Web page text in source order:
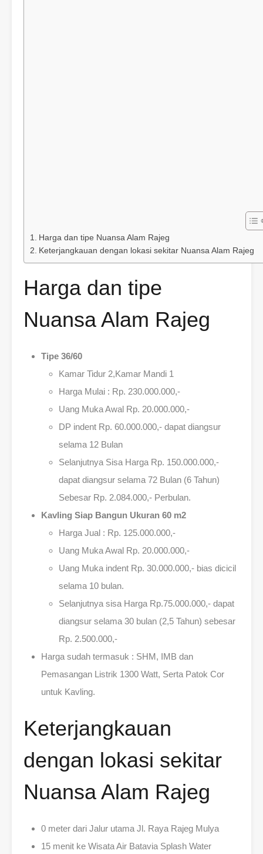
Harga dan tipe Nuansa Alam Rajeg
Keterjangkauan dengan lokasi sekitar Nuansa Alam Rajeg
Harga dan tipe
Nuansa Alam Rajeg
Tipe 36/60
Kamar Tidur 2,Kamar Mandi 1
Harga Mulai : Rp. 230.000.000,-
Uang Muka Awal Rp. 20.000.000,-
DP indent Rp. 60.000.000,- dapat diangsur
selama 12 Bulan
Selanjutnya Sisa Harga Rp. 150.000.000,-
dapat diangsur selama 72 Bulan (6 Tahun)
Sebesar Rp. 2.084.000,- Perbulan.
Kavling Siap Bangun Ukuran 60 m2
Harga Jual : Rp. 125.000.000,-
Uang Muka Awal Rp. 20.000.000,-
Uang Muka indent Rp. 30.000.000,- bias dicicil
selama 10 bulan.
Selanjutnya sisa Harga Rp.75.000.000,- dapat
diangsur selama 30 bulan (2,5 Tahun) sebesar
Rp. 2.500.000,-
Harga sudah termasuk : SHM, IMB dan
Pemasangan Listrik 1300 Watt, Serta Patok Cor
untuk Kavling.
Keterjangkauan
dengan lokasi sekitar
Nuansa Alam Rajeg
0 meter dari Jalur utama Jl. Raya Rajeg Mulya
15 menit ke Wisata Air Batavia Splash Water